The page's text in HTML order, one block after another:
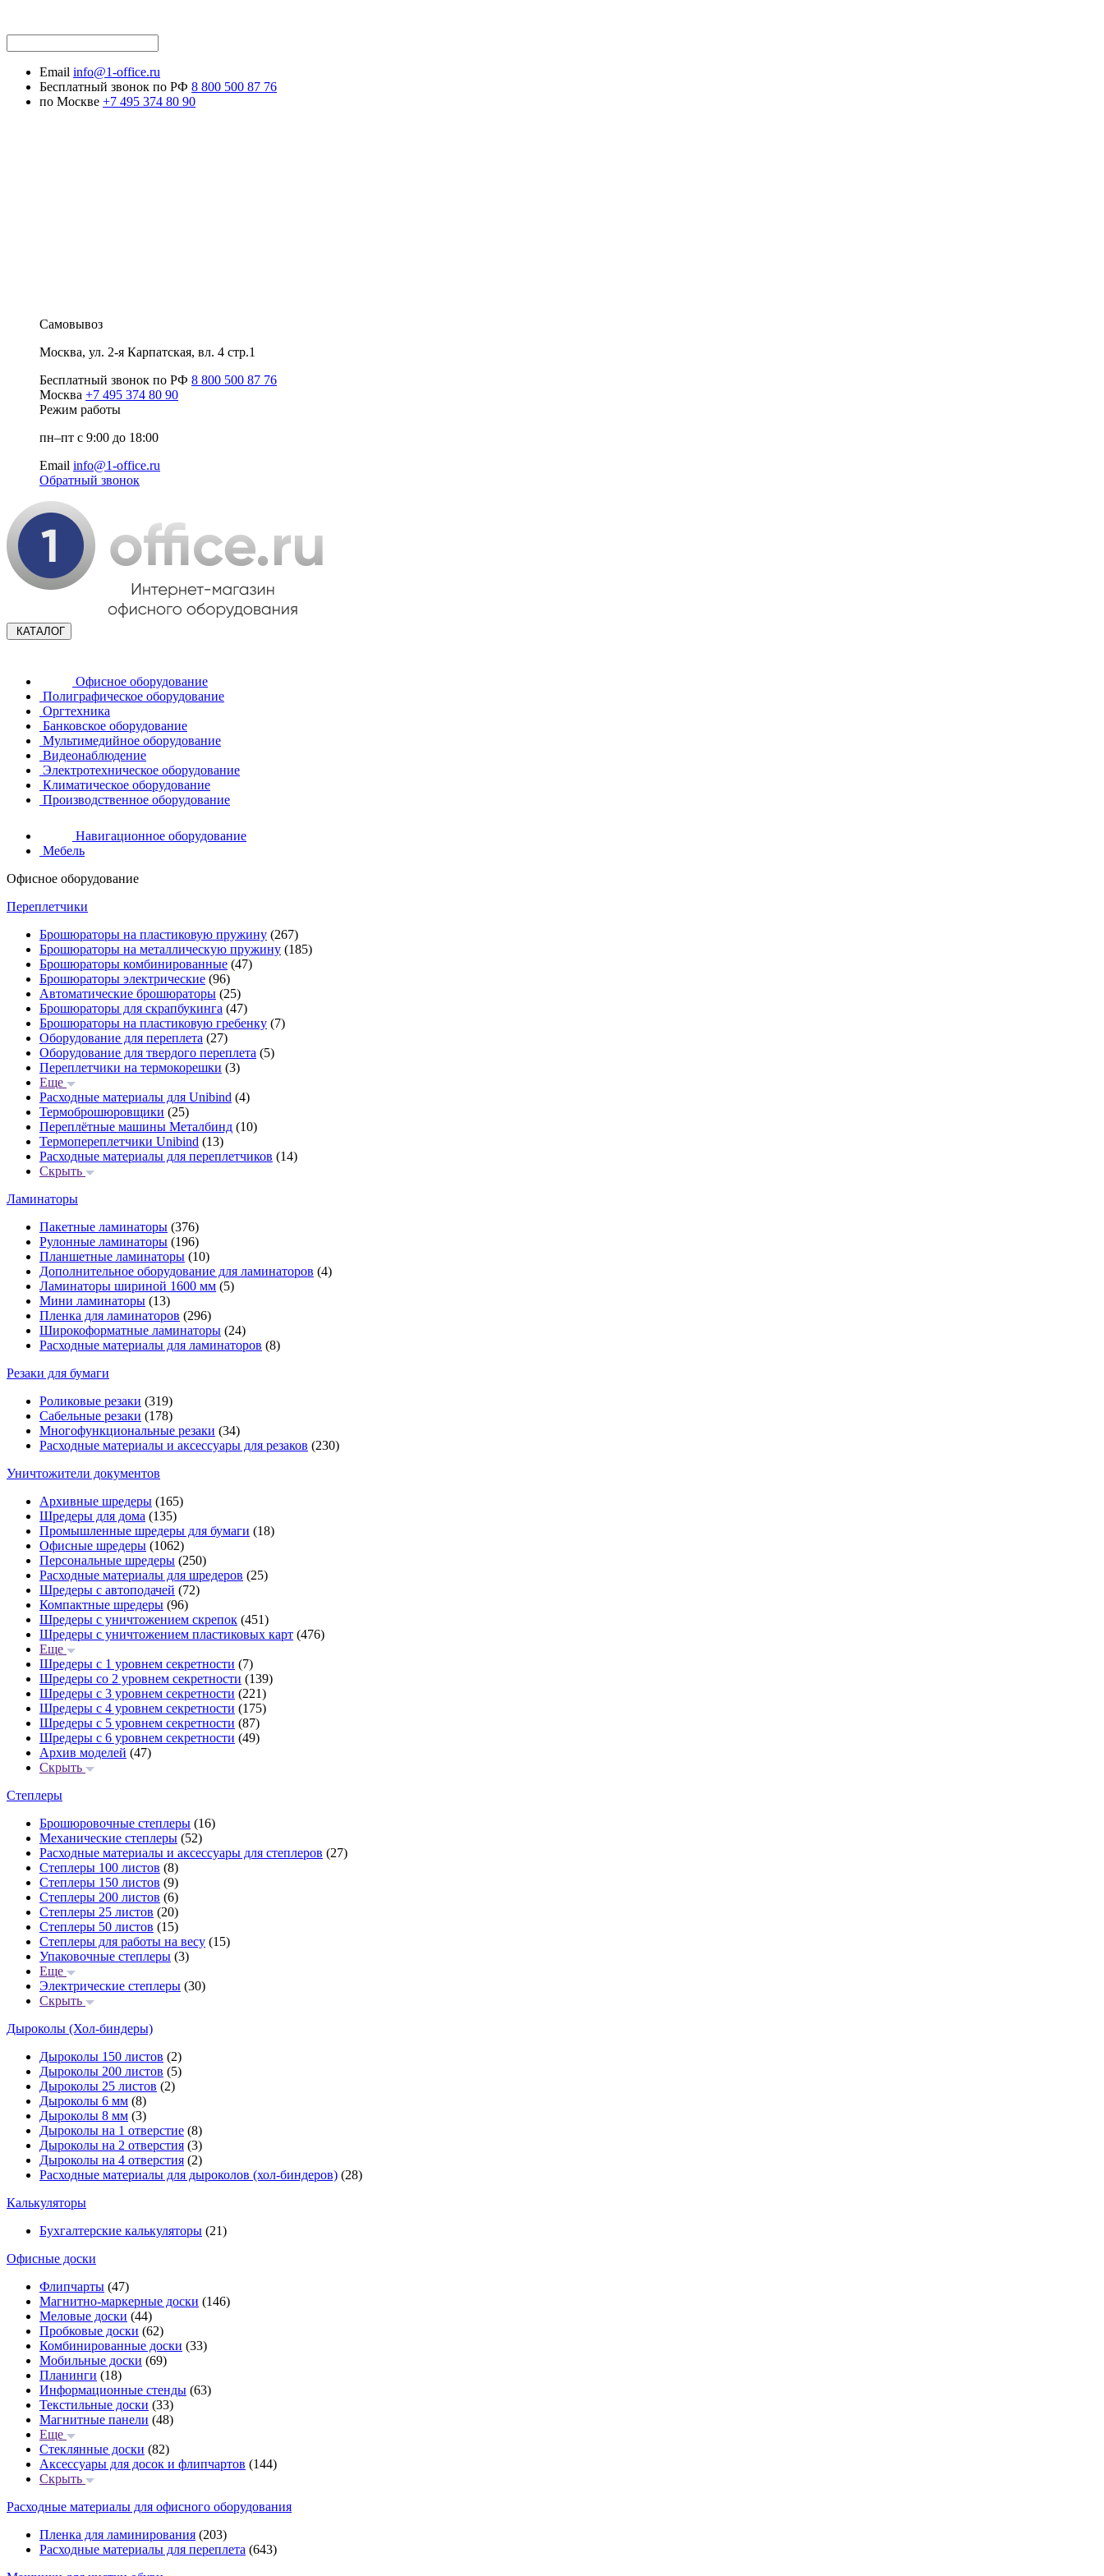
Email info@1-office.ru
Бесплатный звонок по РФ 8 800 500 87 76
по Москве +7 495 374 80 90
Самовывоз
Москва, ул. 2-я Карпатская, вл. 4 стр.1
Бесплатный звонок по РФ 8 800 500 87 76
Москва +7 495 374 80 90
Режим работы
пн–пт с 9:00 до 18:00
Email info@1-office.ru
Обратный звонок
КАТАЛОГ
Офисное оборудование
Полиграфическое оборудование
Оргтехника
Банковское оборудование
Мультимедийное оборудование
Видеонаблюдение
Электротехническое оборудование
Климатическое оборудование
Производственное оборудование
Навигационное оборудование
Мебель
Офисное оборудование
Переплетчики
Брошюраторы на пластиковую пружину (267)
Брошюраторы на металлическую пружину (185)
Брошюраторы комбинированные (47)
Брошюраторы электрические (96)
Автоматические брошюраторы (25)
Брошюраторы для скрапбукинга (47)
Брошюраторы на пластиковую гребенку (7)
Оборудование для переплета (27)
Оборудование для твердого переплета (5)
Переплетчики на термокорешки (3)
Еще
Расходные материалы для Unibind (4)
Термоброшюровщики (25)
Переплётные машины Металбинд (10)
Термопереплетчики Unibind (13)
Расходные материалы для переплетчиков (14)
Скрыть
Ламинаторы
Пакетные ламинаторы (376)
Рулонные ламинаторы (196)
Планшетные ламинаторы (10)
Дополнительное оборудование для ламинаторов (4)
Ламинаторы шириной 1600 мм (5)
Мини ламинаторы (13)
Пленка для ламинаторов (296)
Широкоформатные ламинаторы (24)
Расходные материалы для ламинаторов (8)
Резаки для бумаги
Роликовые резаки (319)
Сабельные резаки (178)
Многофункциональные резаки (34)
Расходные материалы и аксессуары для резаков (230)
Уничтожители документов
Архивные шредеры (165)
Шредеры для дома (135)
Промышленные шредеры для бумаги (18)
Офисные шредеры (1062)
Персональные шредеры (250)
Расходные материалы для шредеров (25)
Шредеры с автоподачей (72)
Компактные шредеры (96)
Шредеры с уничтожением скрепок (451)
Шредеры с уничтожением пластиковых карт (476)
Еще
Шредеры с 1 уровнем секретности (7)
Шредеры со 2 уровнем секретности (139)
Шредеры с 3 уровнем секретности (221)
Шредеры с 4 уровнем секретности (175)
Шредеры с 5 уровнем секретности (87)
Шредеры с 6 уровнем секретности (49)
Архив моделей (47)
Скрыть
Степлеры
Брошюровочные степлеры (16)
Механические степлеры (52)
Расходные материалы и аксессуары для степлеров (27)
Степлеры 100 листов (8)
Степлеры 150 листов (9)
Степлеры 200 листов (6)
Степлеры 25 листов (20)
Степлеры 50 листов (15)
Степлеры для работы на весу (15)
Упаковочные степлеры (3)
Еще
Электрические степлеры (30)
Скрыть
Дыроколы (Хол-биндеры)
Дыроколы 150 листов (2)
Дыроколы 200 листов (5)
Дыроколы 25 листов (2)
Дыроколы 6 мм (8)
Дыроколы 8 мм (3)
Дыроколы на 1 отверстие (8)
Дыроколы на 2 отверстия (3)
Дыроколы на 4 отверстия (2)
Расходные материалы для дыроколов (хол-биндеров) (28)
Калькуляторы
Бухгалтерские калькуляторы (21)
Офисные доски
Флипчарты (47)
Магнитно-маркерные доски (146)
Меловые доски (44)
Пробковые доски (62)
Комбинированные доски (33)
Мобильные доски (69)
Планинги (18)
Информационные стенды (63)
Текстильные доски (33)
Магнитные панели (48)
Еще
Стеклянные доски (82)
Аксессуары для досок и флипчартов (144)
Скрыть
Расходные материалы для офисного оборудования
Пленка для ламинирования (203)
Расходные материалы для переплета (643)